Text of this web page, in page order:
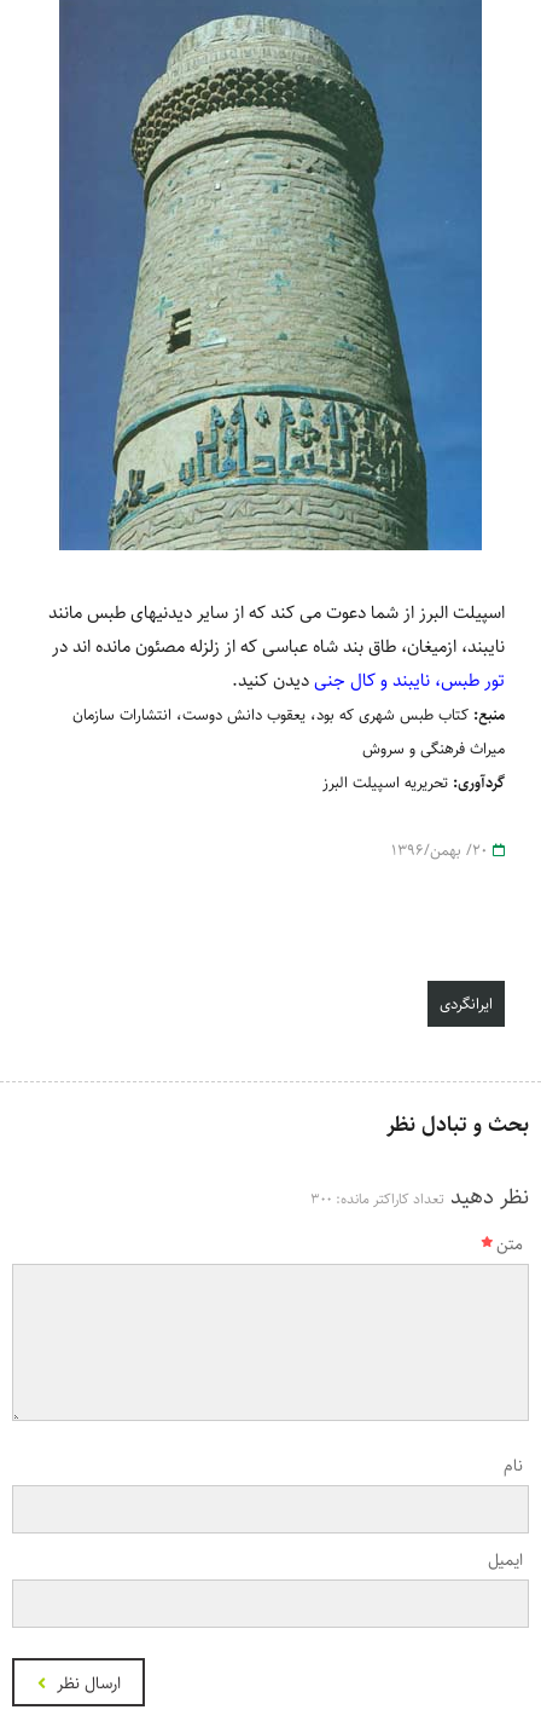
اسپیلت البرز از شما دعوت می ‏کند که از سایر دیدنی‏های طبس مانند
نایبند، ازمیغان، طاق بند شاه‏ عباسی که از زلزله مصئون مانده‏ اند در
تور طبس، نایبند و کال جنیدیدن کنید.
منبع: کتاب طبس شهری که بود، یعقوب دانش دوست، انتشارات سازمان
میراث فرهنگی و سروش
گردآوری: تحریریه اسپیلت البرز
ایرانگردی
بحث و تبادل نظر
نظر دهید تعداد کاراکتر مانده: 300
متن
نام
ایمیل
ارسال نظر